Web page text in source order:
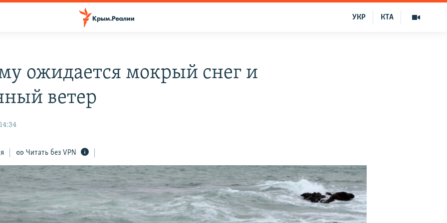
КТА
УКР
ожидается мокрый снег и
ветер
Читать без VPN